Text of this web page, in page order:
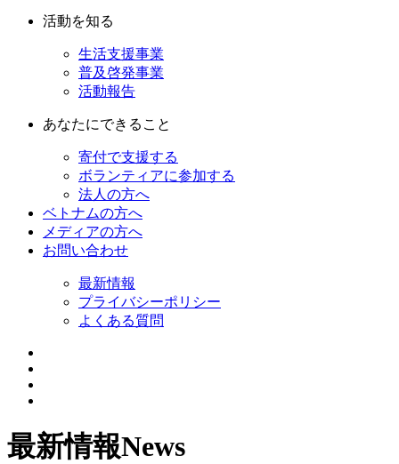
活動を知る
生活支援事業
普及啓発事業
活動報告
あなたにできること
寄付で支援する
ボランティアに参加する
法人の方へ
ベトナムの方へ
メディアの方へ
お問い合わせ
最新情報
プライバシーポリシー
よくある質問
最新情報News